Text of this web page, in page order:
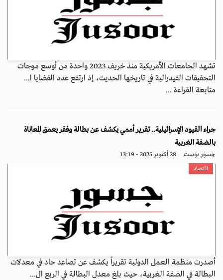
تشهد الجامعات الأمريكية منذ خريف 2023 واحدة من أوسع موجات
التحقيقات الفيدرالية في تاريخها الحديث، إذ ارتفع عدد القضايا ا...
متابعة القراءة ...
جراء القيود الإسرائيلية.. تقرير أممي يكشف عن بطالة وفقر يعمق المعاناة
بالضفة الغربية
جسور بوست 28 أكتوبر 2025 - 13:19
اقتصاد
أصدرت منظمة العمل الدولية تقريراً يكشف عن تصاعد حاد في معدلات
البطالة في الضفة الغربية، حيث بلغ معدل البطالة في الربع ال...